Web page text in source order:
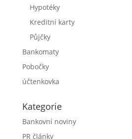
Hypotéky
Kreditní karty
Půjčky
Bankomaty
Pobočky
účtenkovka
Kategorie
Bankovní noviny
PR články